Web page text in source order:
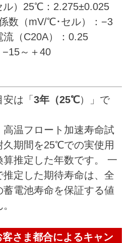
ル）25℃：2.275±0.025
数（mV/℃･セル）：−3
（C20A）：0.25
～＋40
安は「3年（25℃）」で
温フロート加速寿命試
久期間を25℃での実使用
推定した年数です。 一
推定した期待寿命は、全
蓄電池寿命を保証する値
さま都合によるキャン